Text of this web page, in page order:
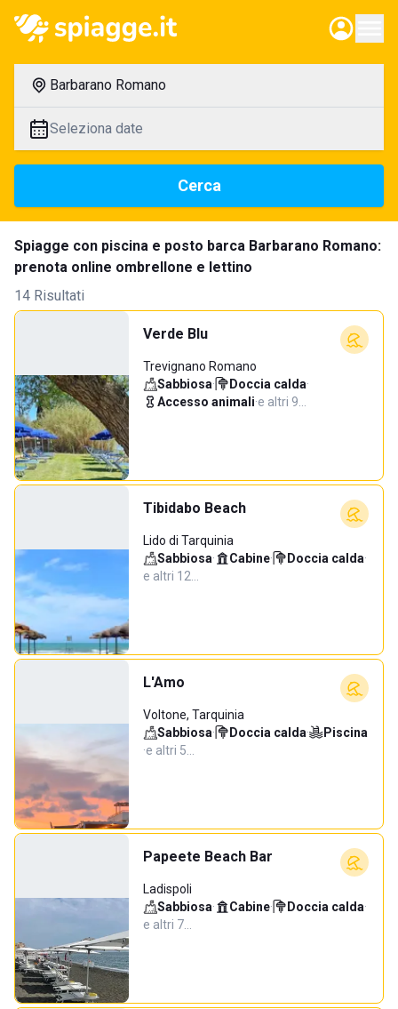
Barbarano Romano
Seleziona date
Cerca
Spiagge con piscina e posto barca Barbarano Romano:
prenota online ombrellone e lettino
14 Risultati
Verde Blu
Trevignano Romano
Sabbiosa· Doccia calda·
Accesso animali·e altri 9…
Tibidabo Beach
Lido di Tarquinia
Sabbiosa· Cabine· Doccia calda·
e altri 12…
L'Amo
Voltone, Tarquinia
Sabbiosa· Doccia calda·
Piscina
·e altri 5…
Papeete Beach Bar
Ladispoli
Sabbiosa· Cabine· Doccia calda·
e altri 7…